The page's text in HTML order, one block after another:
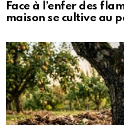
Face à l’enfer des
maison se cultive au